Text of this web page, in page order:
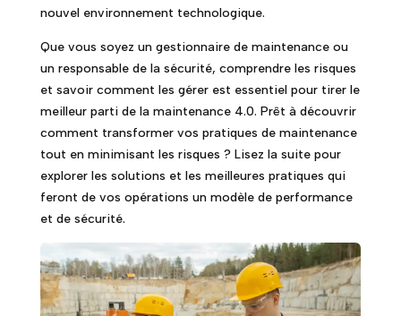
nouvel environnement technologique.
Que vous soyez un gestionnaire de maintenance ou
un responsable de la sécurité, comprendre les risques
et savoir comment les gérer est essentiel pour tirer le
meilleur parti de la maintenance 4.0. Prêt à découvrir
comment transformer vos pratiques de maintenance
tout en minimisant les risques ? Lisez la suite pour
explorer les solutions et les meilleures pratiques qui
feront de vos opérations un modèle de performance
et de sécurité.